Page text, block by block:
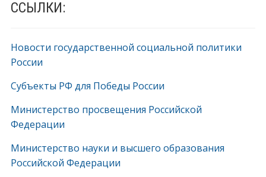
ССЫЛКИ:
Новости государственной социальной политики
России
Субъекты РФ для Победы России
Министерство просвещения Российской
Федерации
Министерство науки и высшего образования
Российской Федерации